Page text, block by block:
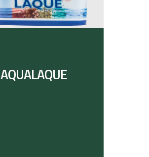
AQUALAQUE